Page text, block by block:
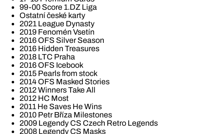
99-00 Score 1.DZ Liga
Ostatní české karty
2021 League Dynasty
2019 Fenomén Vsetín
2016 OFS Silver Season
2016 Hidden Treasures
2018 LTC Praha
2016 OFS Icebook
2015 Pearls from stock
2014 OFS Masked Stories
2012 Winners Take All
2012 HC Most
2011 He Saves He Wins
2010 Petr Bříza Milestones
2009 Legendy CS Czech Retro Legends
2008 Legendy CS Masks